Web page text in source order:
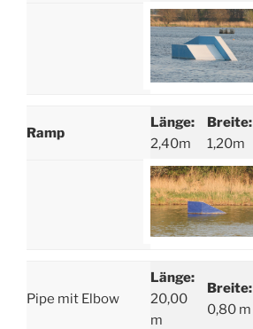
Ramp
Länge:
2,40m
Breite:
1,20m
Pipe mit Elbow
Länge:
20,00
m
Breite:
0,80 m